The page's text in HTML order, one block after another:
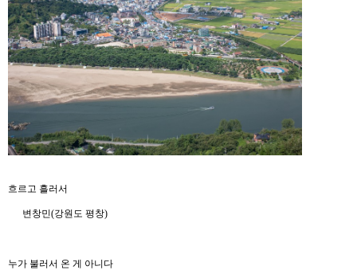
흐르고 흘러서
변창민(강원도 평창)
누가 불러서 온 게 아니다